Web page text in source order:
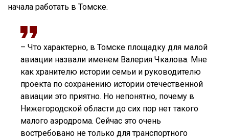
начала работать в Томске.
– Что характерно, в Томске площадку для малой
авиации назвали именем Валерия Чкалова. Мне
как хранителю истории семьи и руководителю
проекта по сохранению истории отечественной
авиации это приятно. Но непонятно, почему в
Нижегородской области до сих пор нет такого
малого аэродрома. Сейчас это очень
востребовано не только для транспортного